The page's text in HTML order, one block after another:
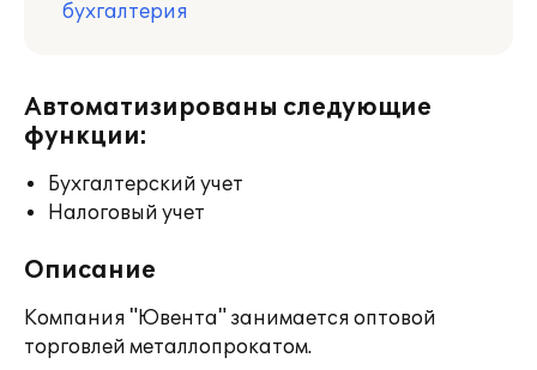
бухгалтерия
Автоматизированы следующие
функции:
Бухгалтерский учет
Налоговый учет
Описание
Компания "Ювента" занимается оптовой
торговлей металлопрокатом.